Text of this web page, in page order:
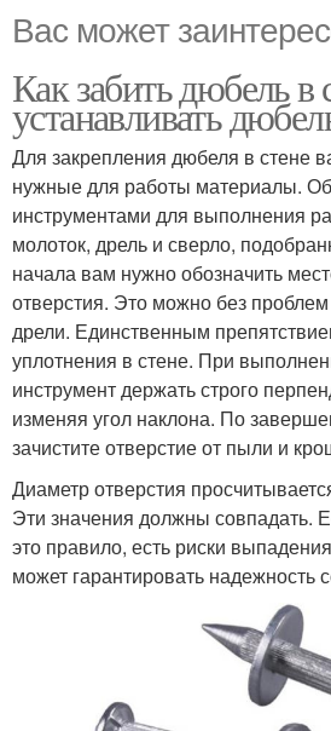
Вас может
Как забить дюбель в
устанавливать
Для закрепления дюбеля в стене
нужные для работы материалы.
инструментами для выполнения
молоток, дрель и сверло,
начала вам нужно обозначить
отверстия. Это можно без
дрели. Единственным
уплотнения в стене. При
инструмент держать строго
изменяя угол наклона. По
зачистите отверстие от пыли и
Диаметр отверстия
Эти значения должны совпадать.
это правило, есть риски
может гарантировать надежность